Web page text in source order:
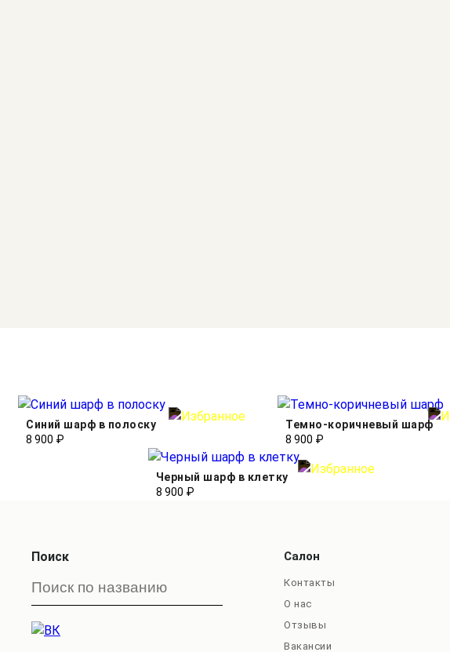
Синий шарф в полоску
8 900 ₽
Темно-коричневый шарф
8 900 ₽
Черный шарф в клетку
8 900 ₽
Поиск Салон
Контакты
О нас
Отзывы
Вакансии